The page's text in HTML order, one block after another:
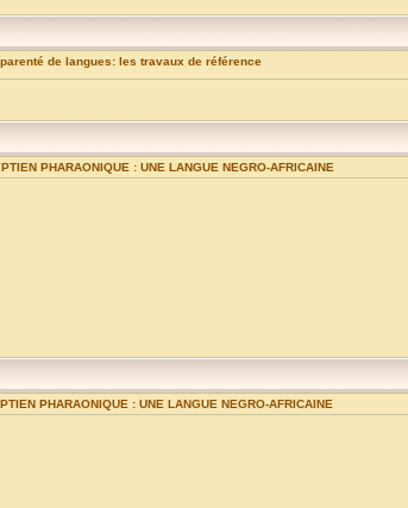
de langues: les travaux de référence
PHARAONIQUE : UNE LANGUE NEGRO-AFRICAINE
PHARAONIQUE : UNE LANGUE NEGRO-AFRICAINE